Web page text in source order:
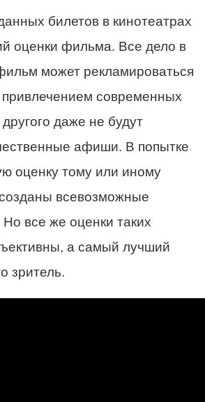
билетов в кинотеатрах
оценки фильма. Все дело в
может рекламироваться
привлечением современных
даже не будут
афиши. В попытке
оценку тому или иному
всевозможные
все же оценки таких
а самый лучший
зритель.